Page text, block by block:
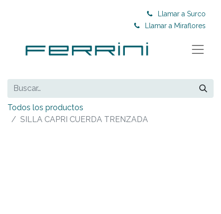
Llamar a Surco
Llamar a Miraflores
Todos los productos
SILLA CAPRI CUERDA TRENZADA